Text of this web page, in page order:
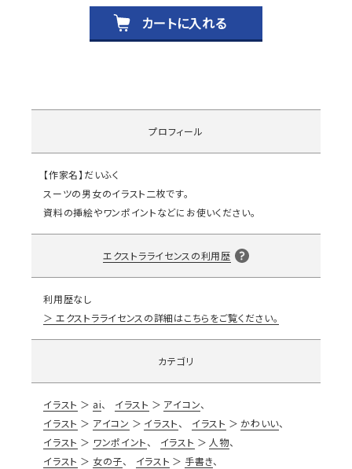
カートに入れる
プロフィール
【作家名】だいふく
スーツの男女のイラスト二枚です。
資料の挿絵やワンポイントなどにお使いください。
エクストラライセンスの利用歴
利用歴なし
エクストラライセンスの詳細はこちらをご覧ください。
カテゴリ
イラスト ai イラスト
アイコン
イラスト
アイコン イラスト イラスト
かわいい
イラスト
ワンポイント イラスト
人物
イラスト
女の子 イラスト
手書き